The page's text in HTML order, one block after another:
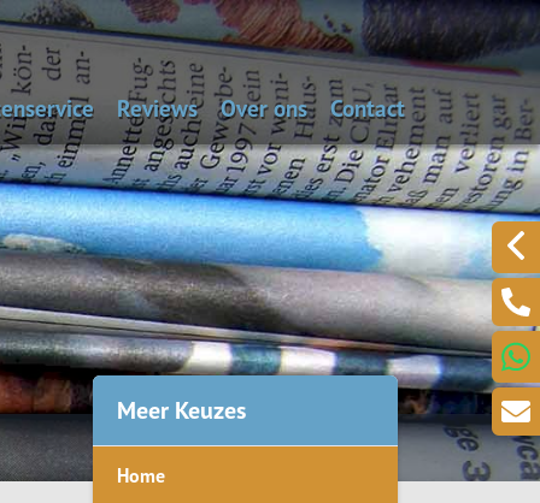
de dagwaarde van je auto
Reviews Over ons Contact
Alarmnummers
Laat een bericht
Een klacht melden?
Meer Keuzes
Home